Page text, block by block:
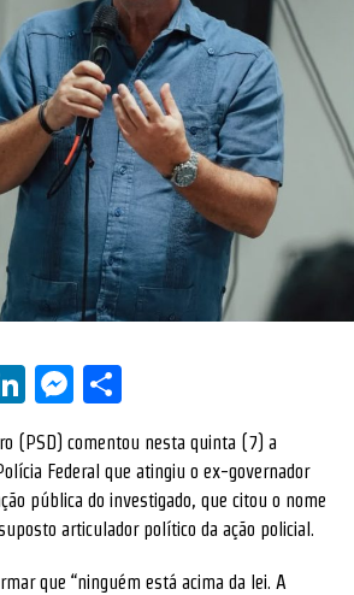
LinkedIn
Messenger
Share
(PSD) comentou nesta quinta (7) a
Federal que atingiu o ex-governador
pública do investigado, que citou o nome
articulador político da ação policial.
que “ninguém está acima da lei. A